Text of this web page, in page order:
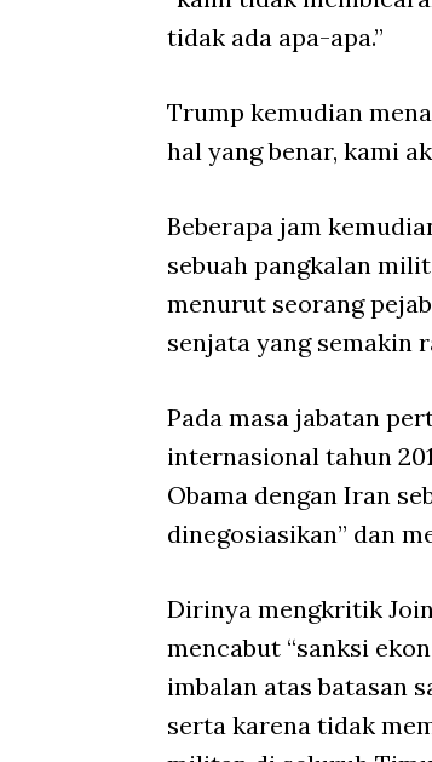
tidak ada apa-apa.”
Trump kemudian
hal yang benar, kami
Beberapa jam
sebuah pangkalan
menurut seorang
senjata yang semakin
Pada masa jabatan
internasional tahun
Obama dengan Iran
dinegosiasikan” dan
Dirinya mengkritik
mencabut “sanksi
imbalan atas batasan
serta karena tidak